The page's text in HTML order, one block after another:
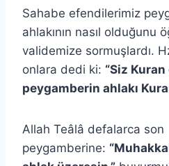
Sahabe efendilerimiz
ahlakının nasıl olduğunu
validemize sormuşlardı.
onlara dedi ki: “Siz
peygamberin ahlakı
Allah Teâlâ defalarca son
peygamberine: